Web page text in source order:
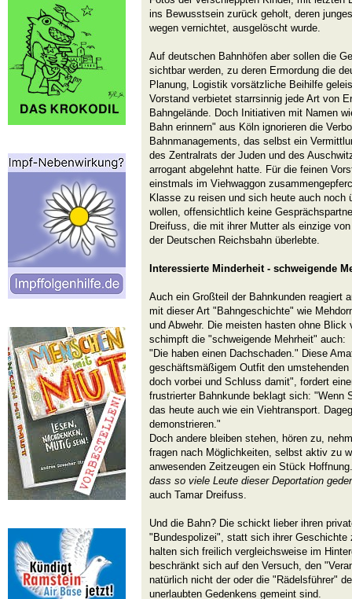
ins Bewusstsein zurück geholt, deren
wegen vernichtet, ausgelöscht wurde.
Auf deutschen Bahnhöfen aber sollen die
sichtbar werden, zu deren Ermordung die
Planung, Logistik vorsätzliche Beihilfe
Vorstand verbietet starrsinnig jede Art von
Bahngelände. Doch Initiativen mit Namen
Bahn erinnern" aus Köln ignorieren die
Bahnmanagements, das selbst ein
des Zentralrats der Juden und des
arrogant abgelehnt hatte. Für die feinen
einstmals im Viehwaggon
Klasse zu reisen und sich heute auch noch
wollen, offensichtlich keine
Dreifuss, die mit ihrer Mutter als einzige
der Deutschen Reichsbahn überlebte.
Interessierte Minderheit - schweigende
Auch ein Großteil der Bahnkunden reagiert
mit dieser Art "Bahngeschichte" wie
und Abwehr. Die meisten hasten ohne Blick
schimpft die "schweigende Mehrheit" auch:
"Die haben einen Dachschaden." Diese
geschäftsmäßigem Outfit den
doch vorbei und Schluss damit", fordert
frustrierter Bahnkunde beklagt sich: "Wenn
das heute auch wie ein Viehtransport.
demonstrieren."
Doch andere bleiben stehen, hören zu,
fragen nach Möglichkeiten, selbst aktiv zu
anwesenden Zeitzeugen ein Stück
dass so viele Leute dieser Deportation
auch Tamar Dreifuss.
Und die Bahn? Die schickt lieber ihren
"Bundespolizei", statt sich ihrer Geschichte
halten sich freilich vergleichsweise im
beschränkt sich auf den Versuch, den
natürlich nicht der oder die "Rädelsführer"
unerlaubten Gedenkens gemeint sind.